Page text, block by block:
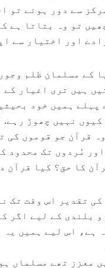
سے دور ہوئے تو
تو وہ بتاتا ہے
اور اختیار سے
کے مسلمان ظلم
ہیں تری اغیار
پہلے ہمیں خود
کیوں نہیں چھوڑ
قرآن جو قوموں کی
مُردوں تک محدود
کا حق؟ کیا قرآن
کی تقدیر اس وقت تک
و بلندی کے لیے اگر
ہے، اس لیے ہمیں یہ
معزز تھے مسلماں